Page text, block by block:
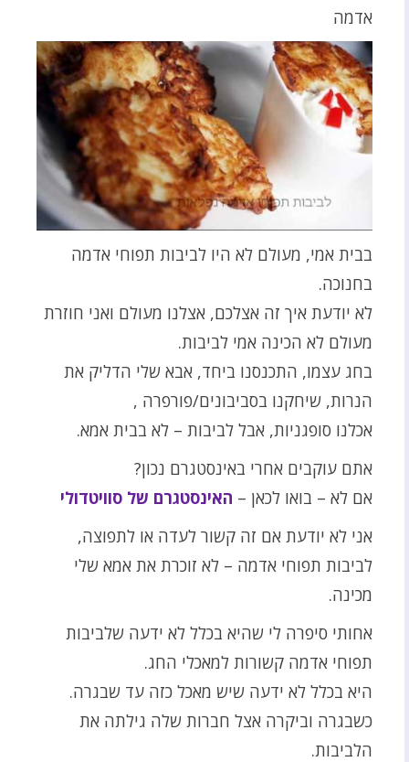
אדמה
בבית אמי, מעולם לא היו לביבות תפוחי אדמה
בחנוכה.
לא יודעת איך זה אצלכם, אצלנו מעולם ואני חוזרת
מעולם לא הכינה אמי לביבות.
בחג עצמו, התכנסנו ביחד, אבא שלי הדליק את
הנרות, שיחקנו בסביבונים/פורפרה ,
אכלנו סופגניות, אבל לביבות – לא בבית אמא.
אתם עוקבים אחרי באינסטגרם נכון?
אם לא – בואו לכאן – האינסטגרם של סוויטדולי
אני לא יודעת אם זה קשור לעדה או לתפוצה,
לביבות תפוחי אדמה – לא זוכרת את אמא שלי
מכינה.
אחותי סיפרה לי שהיא בכלל לא ידעה שלביבות
תפוחי אדמה קשורות למאכלי החג.
היא בכלל לא ידעה שיש מאכל כזה עד שבגרה.
כשבגרה וביקרה אצל חברות שלה גילתה את
הלביבות.